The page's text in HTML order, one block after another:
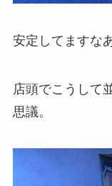
安定してますなあ
店頭でこうして
思議。